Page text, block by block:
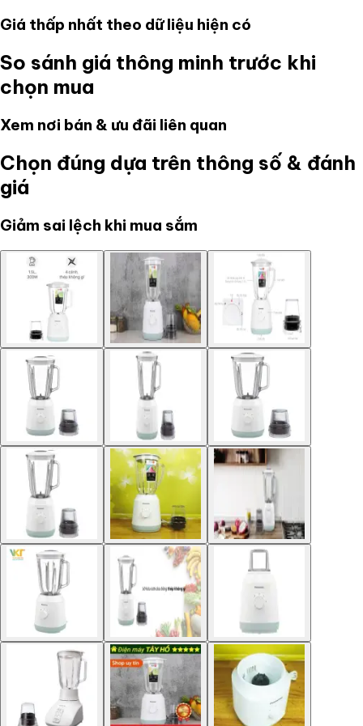
Giá thấp nhất theo dữ liệu hiện có
So sánh giá thông minh trước khi
chọn mua
Xem nơi bán & ưu đãi liên quan
Chọn đúng dựa trên thông số & đánh
giá
Giảm sai lệch khi mua sắm